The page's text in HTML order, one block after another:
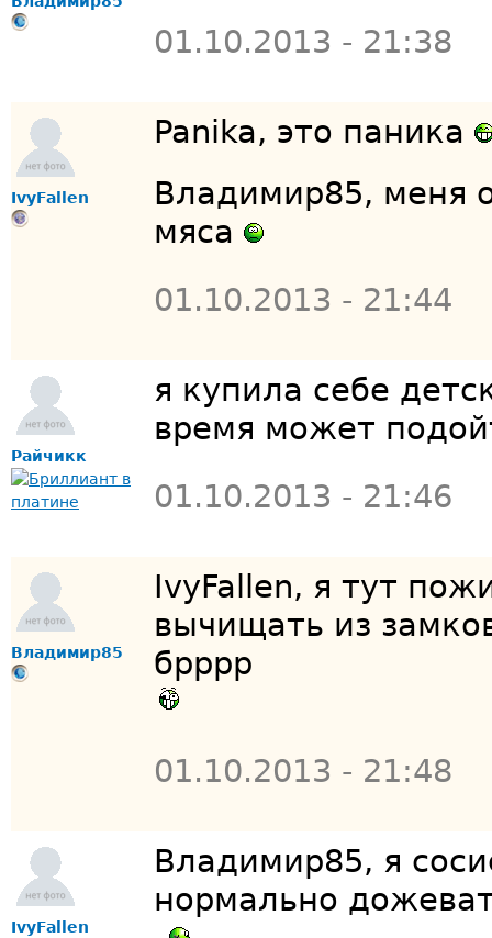
01.10.2013 - 21:38
IvyFallen
Panika, это паника
Владимир85, меня
мяса
01.10.2013 - 21:44
Райчикк
я купила себе
время может
01.10.2013 - 21:46
Владимир85
IvyFallen, я тут
вычищать из
брррр
01.10.2013 - 21:48
IvyFallen
Владимир85, я
нормально